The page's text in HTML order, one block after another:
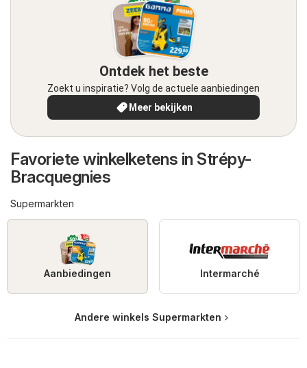
Ontdek het beste
Zoekt u inspiratie? Volg de actuele aanbiedingen
Meer bekijken
Favoriete winkelketens in Strépy-
Bracquegnies
Supermarkten
Aanbiedingen Intermarché
Andere winkels Supermarkten